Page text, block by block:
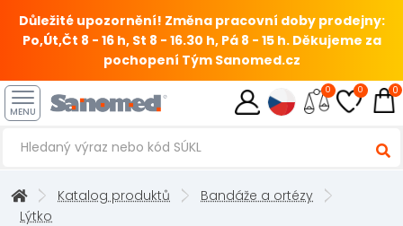
Důležité upozornění! Změna pracovní doby prodejny:
Po,Út,Čt 8 - 16 h, St 8 - 16.30 h, Pá 8 - 15 h. Děkujeme za
pochopení Tým Sanomed.cz
MENU
0 0 0
Katalog produktů
Bandáže a ortézy
Lýtko